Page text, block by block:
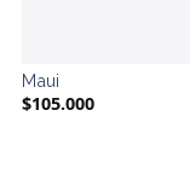
Maui
$105.000